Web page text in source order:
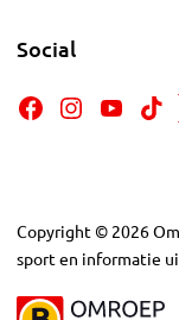
Social
Copyright © 2026
sport en informatie